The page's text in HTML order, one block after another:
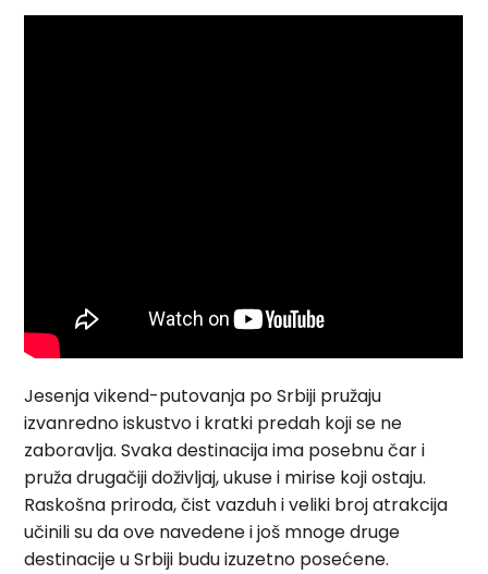
Jesenja vikend-putovanja po Srbiji pružaju
izvanredno iskustvo i kratki predah koji se ne
zaboravlja. Svaka destinacija ima posebnu čar i
pruža drugačiji doživljaj, ukuse i mirise koji ostaju.
Raskošna priroda, čist vazduh i veliki broj atrakcija
učinili su da ove navedene i još mnoge druge
destinacije u Srbiji budu izuzetno posećene.